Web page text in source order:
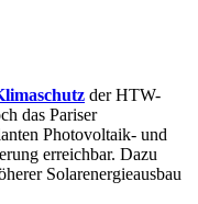
der HTW-
das Pariser
Photovoltaik- und
erreichbar. Dazu
Solarenergieausbau